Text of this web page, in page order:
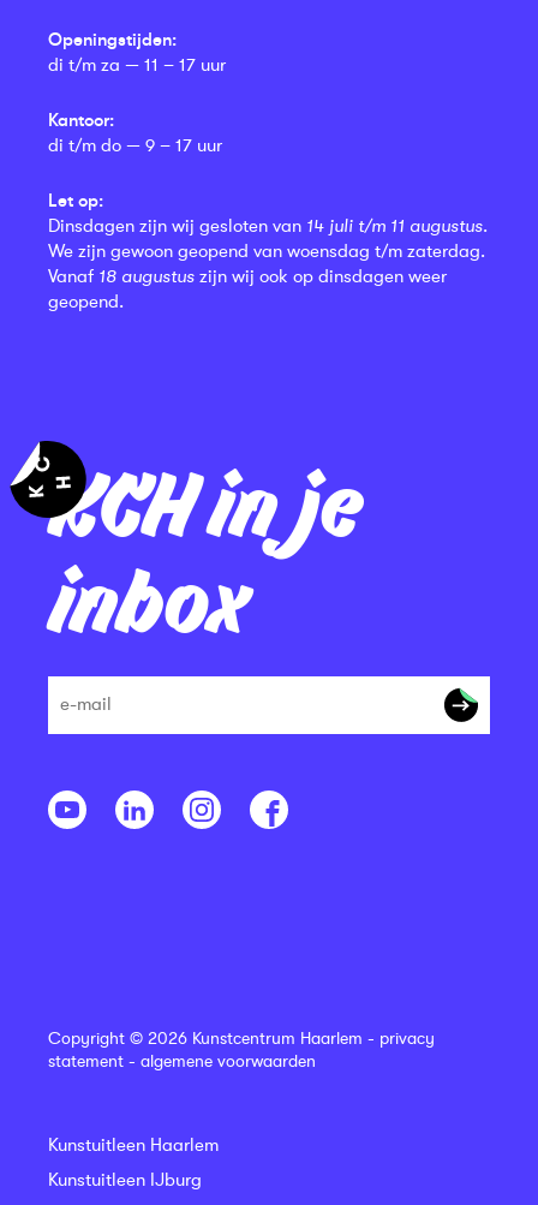
KCH in je
inbox
Openingstijden:
di t/m za — 11 – 17 uur
Kantoor:
di t/m do — 9 – 17 uur
Let op:
Dinsdagen zijn wij gesloten van 14 juli t/m 11 augustus.
We zijn gewoon geopend van woensdag t/m zaterdag.
Vanaf 18 augustus zijn wij ook op dinsdagen weer
geopend.
Copyright © 2026 Kunstcentrum Haarlem - privacy
statement - algemene voorwaarden
Kunstuitleen Haarlem
Kunstuitleen IJburg